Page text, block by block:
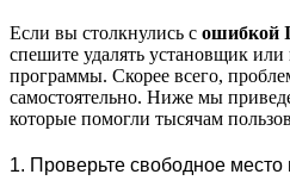
Если вы столкнулись с ошибкой
спешите удалять установщик
программы. Скорее всего,
самостоятельно. Ниже мы
которые помогли тысячам
1. Проверьте свободное место